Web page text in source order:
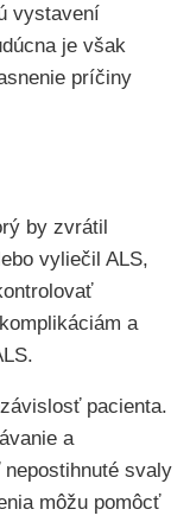
vystavení
je však
príčiny
by zvrátil
vyliečil ALS,
a
pacienta.
a
svaly
môžu pomôcť